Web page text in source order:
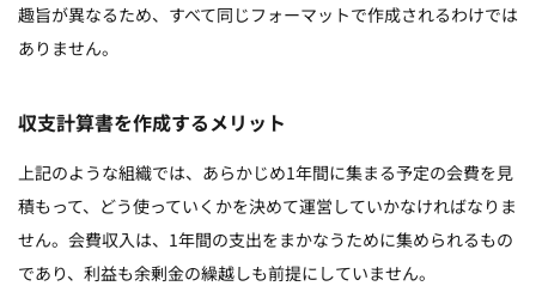
趣旨が異なるため、すべて同じフォーマットで作成されるわけでは
ありません。
収支計算書を作成するメリット
上記のような組織では、あらかじめ1年間に集まる予定の会費を見
積もって、どう使っていくかを決めて運営していかなければなりま
せん。会費収入は、1年間の支出をまかなうために集められるもの
であり、利益も余剰金の繰越しも前提にしていません。